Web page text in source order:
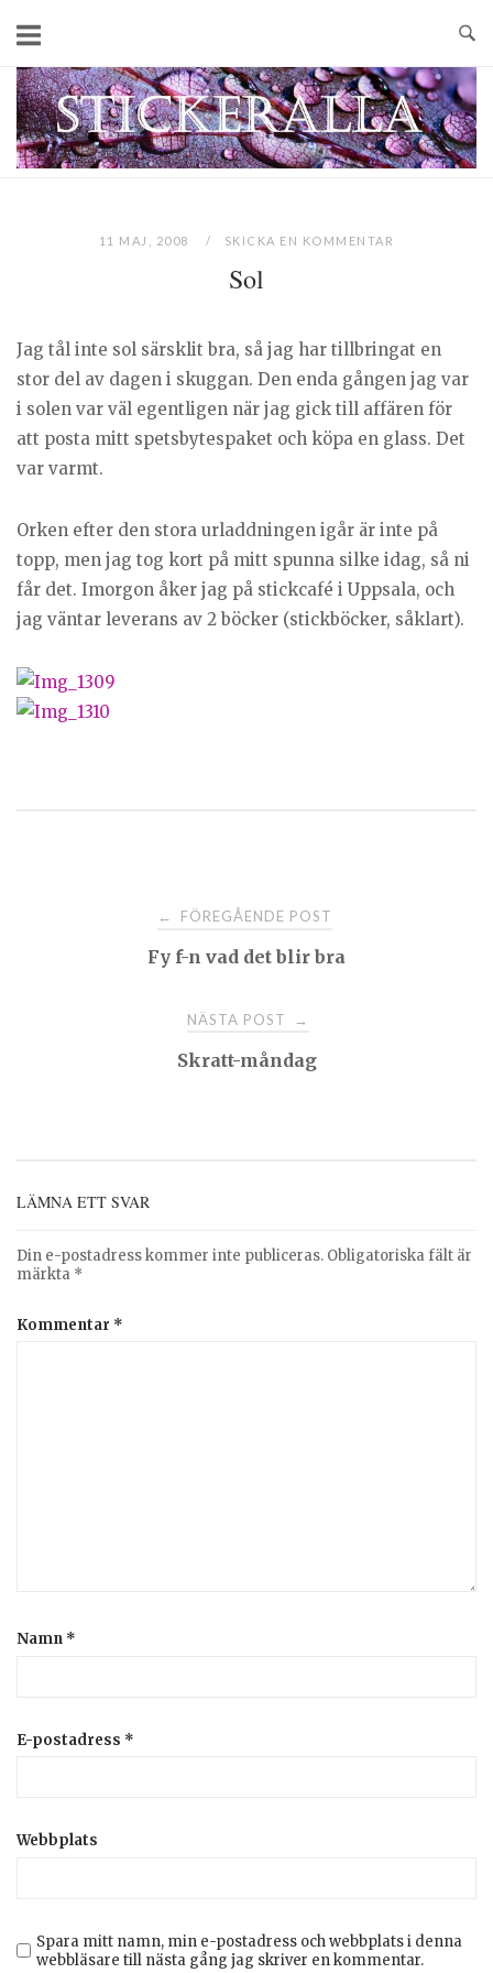
content
Home
11 MAJ, 2008 SKICKA EN KOMMENTAR
Sol
Jag tål inte sol särsklit bra, så jag har tillbringat en
stor del av dagen i skuggan. Den enda gången jag var
i solen var väl egentligen när jag gick till affären för
att posta mitt spetsbytespaket och köpa en glass. Det
var varmt.
Orken efter den stora urladdningen igår är inte på
topp, men jag tog kort på mitt spunna silke idag, så ni
får det. Imorgon åker jag på stickcafé i Uppsala, och
jag väntar leverans av 2 böcker (stickböcker, såklart).
← FÖREGÅENDE POST
Fy f-n vad det blir bra
NÄSTA POST →
Skratt-måndag
LÄMNA ETT SVAR
Din e-postadress kommer inte publiceras. Obligatoriska fält är
märkta *
Kommentar *
Namn *
E-postadress *
Webbplats
Spara mitt namn, min e-postadress och webbplats i denna
webbläsare till nästa gång jag skriver en kommentar.